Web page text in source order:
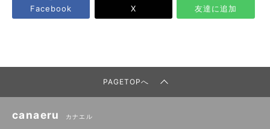
Facebook X 友達に追加
PAGETOPへ
canaeru カナエル